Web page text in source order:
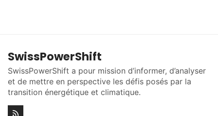
SwissPowerShift
SwissPowerShift a pour mission d’informer, d’analyser
et de mettre en perspective les défis posés par la
transition énergétique et climatique.